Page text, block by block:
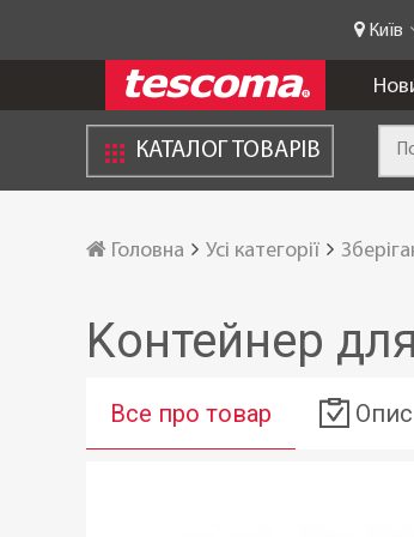
Київ
КАТАЛОГ ТОВАРІВ
Головна Усі категорії
Kонтейнер
Все про товар Опис